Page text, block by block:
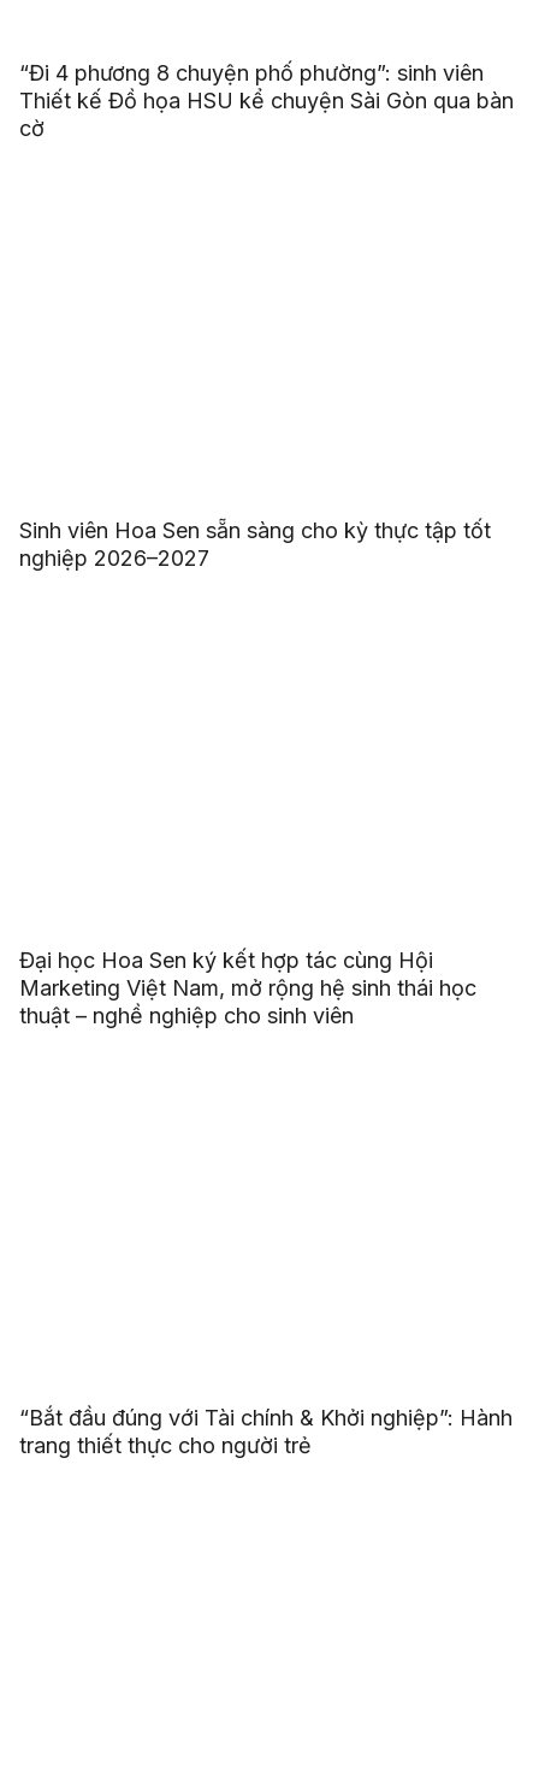
“Đi 4 phương 8 chuyện phố phường”: sinh viên
Thiết kế Đồ họa HSU kể chuyện Sài Gòn qua bàn
cờ
Sinh viên Hoa Sen sẵn sàng cho kỳ thực tập tốt
nghiệp 2026–2027
Đại học Hoa Sen ký kết hợp tác cùng Hội
Marketing Việt Nam, mở rộng hệ sinh thái học
thuật – nghề nghiệp cho sinh viên
“Bắt đầu đúng với Tài chính & Khởi nghiệp”: Hành
trang thiết thực cho người trẻ